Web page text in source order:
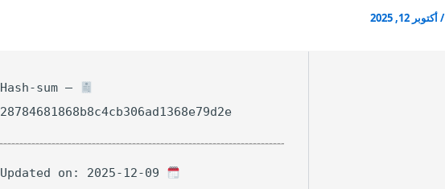
/أكتوبر 12, 2025
Hash-sum —
28784681868b8c4cb306ad1368e79d2e